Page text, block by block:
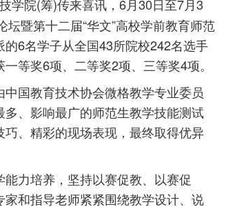
学院(筹)传来喜讯，6月30日至7月3
暨第十二届“华文”高校学前教育师范
6名学子从全国43所院校242名选手
等奖6项、二等奖2项、三等奖4项。
国教育技术协会微格教学专业委员
、影响最广的师范生教学技能测试
、精彩的现场表现，最终取得优异
力培养，坚持以赛促教、以赛促
和指导老师紧紧围绕教学设计、说